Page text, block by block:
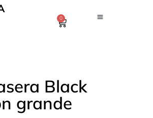
0
Black
grande